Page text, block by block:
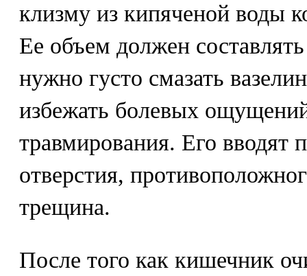
клизму из кипяченой воды
Ее объем должен
нужно густо смазать
избежать болевых
травмирования. Его вводят
отверстия,
трещина.
После того как кишечник